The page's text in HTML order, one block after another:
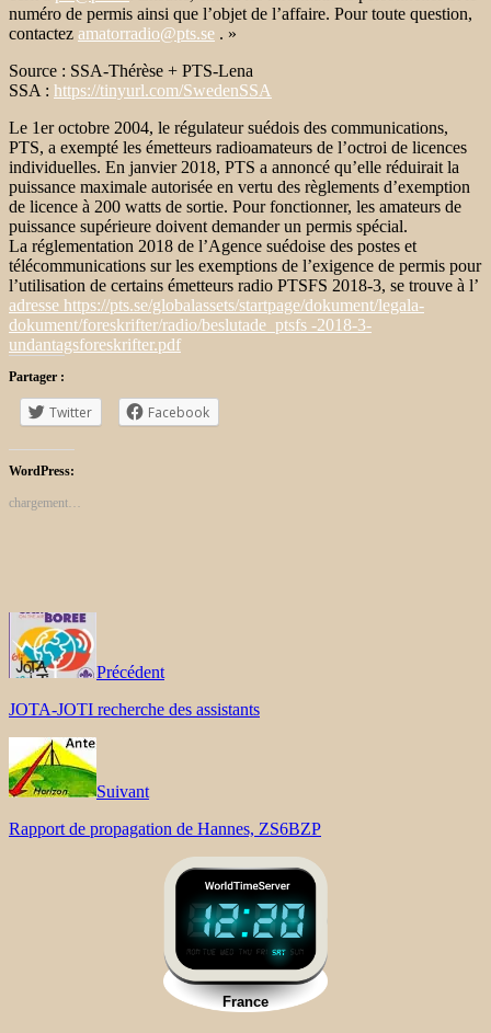
numéro de permis ainsi que l’objet de l’affaire. Pour toute question,
contactez amatorradio@pts.se . »
Source : SSA-Thérèse + PTS-Lena
SSA : https://tinyurl.com/SwedenSSA
Le 1er octobre 2004, le régulateur suédois des communications,
PTS, a exempté les émetteurs radioamateurs de l’octroi de licences
individuelles. En janvier 2018, PTS a annoncé qu’elle réduirait la
puissance maximale autorisée en vertu des règlements d’exemption
de licence à 200 watts de sortie. Pour fonctionner, les amateurs de
puissance supérieure doivent demander un permis spécial.
La réglementation 2018 de l’Agence suédoise des postes et
télécommunications sur les exemptions de l’exigence de permis pour
l’utilisation de certains émetteurs radio PTSFS 2018-3, se trouve à l’
adresse https://pts.se/globalassets/startpage/dokument/legala-
dokument/foreskrifter/radio/beslutade_ptsfs -2018-3-
undantagsforeskrifter.pdf
Partager :
Twitter Facebook
WordPress:
chargement…
Précédent
JOTA-JOTI recherche des assistants
Suivant
Rapport de propagation de Hannes, ZS6BZP